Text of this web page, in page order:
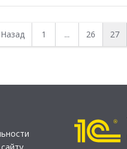
Назад 1 ... 26 27